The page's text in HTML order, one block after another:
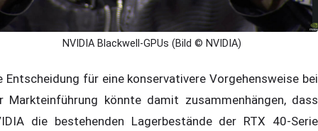
NVIDIA Blackwell-GPUs (Bild © NVIDIA)
Entscheidung für eine konservativere Vorgehensweise bei
Markteinführung könnte damit zusammenhängen, dass
die bestehenden Lagerbestände der RTX 40-Serie